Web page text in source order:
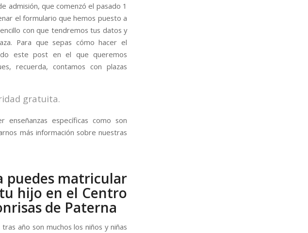
admisión, que comenzó el pasado 1
el formulario que hemos puesto a
con que tendremos tus datos y
Para que sepas cómo hacer el
este post en el que queremos
recuerda, contamos con plazas
gratuita.
específicas como son
más información sobre nuestras
puedes matricular
hijo en el Centro
de Paterna
tras año son muchos los niños y niñas